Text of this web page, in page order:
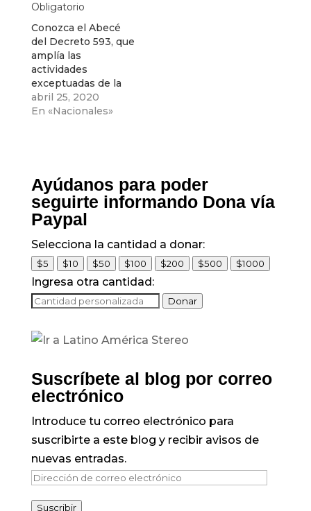
Obligatorio
Conozca el Abecé
del Decreto 593, que
amplía las
actividades
exceptuadas de la
cuarentena nacional
abril 25, 2020
En «Nacionales»
Ayúdanos para poder
seguirte informando Dona vía
Paypal
Selecciona la cantidad a donar:
$5 $10 $50 $100 $200 $500 $1000
Ingresa otra cantidad:
Donar
Suscríbete al blog por correo
electrónico
Introduce tu correo electrónico para
suscribirte a este blog y recibir avisos de
nuevas entradas.
Dirección
Suscribir